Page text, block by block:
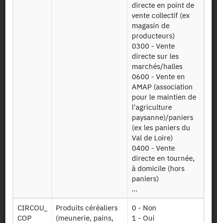
Comité du Secret Statistique
26/04/2022
Télécharger
générales sur les
220415
Données sur les
des exploitations
2020
directe en point de
vente collectif (ex
magasin de
producteurs)
0300 - Vente
directe sur les
marchés/halles
0600 - Vente en
AMAP (association
pour le maintien de
l'agriculture
paysanne)/paniers
(ex les paniers du
Val de Loire)
0400 - Vente
directe en tournée,
à domicile (hors
paniers)
...
CIRCOU_
COP
Produits céréaliers
(meunerie, pains,
0 - Non
1 - Oui